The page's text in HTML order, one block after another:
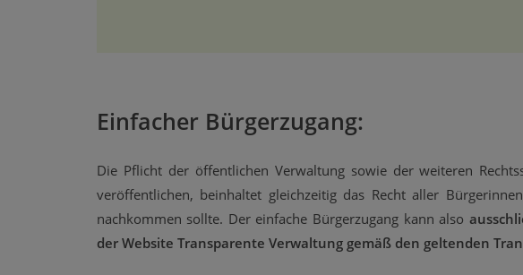
Einfacher Bürgerzugang:
Die Pflicht der öffentlichen Verwaltung sowie der weiteren
veröffentlichen, beinhaltet gleichzeitig das Recht aller
nachkommen sollte. Der einfache Bürgerzugang kann also
der Website Transparente Verwaltung gemäß den geltenden